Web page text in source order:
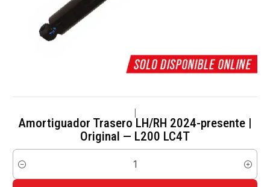
Amortiguador Trasero LH/RH 2024-presente |
Original — L200 LC4T
Cantidad